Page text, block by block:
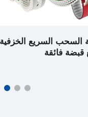
تصنيف الزجاج